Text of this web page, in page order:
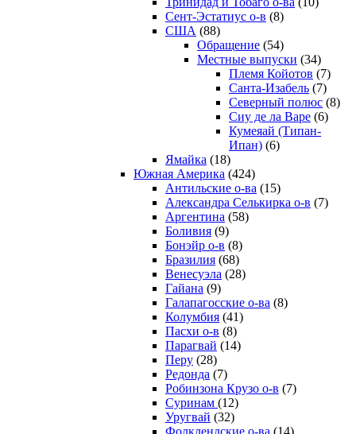
Сент-Эстатиус о-в (8)
США (88)
Обращение (54)
Местные выпуски (34)
Племя Койотов (7)
Санта-Изабель (7)
Северный полюс (8)
Сиу де ла Варе (6)
Кумеяай (Типан-
Ипан) (6)
Ямайка (18)
Южная Америка (424)
Антильские о-ва (15)
Александра Селькирка о-в (7)
Аргентина (58)
Боливия (9)
Бонэйр о-в (8)
Бразилия (68)
Венесуэла (28)
Гайана (9)
Галапагосские о-ва (8)
Колумбия (41)
Пасхи о-в (8)
Парагвай (14)
Перу (28)
Редонда (7)
Робинзона Крузо о-в (7)
Суринам (12)
Уругвай (32)
Фолклендские о-ва (14)